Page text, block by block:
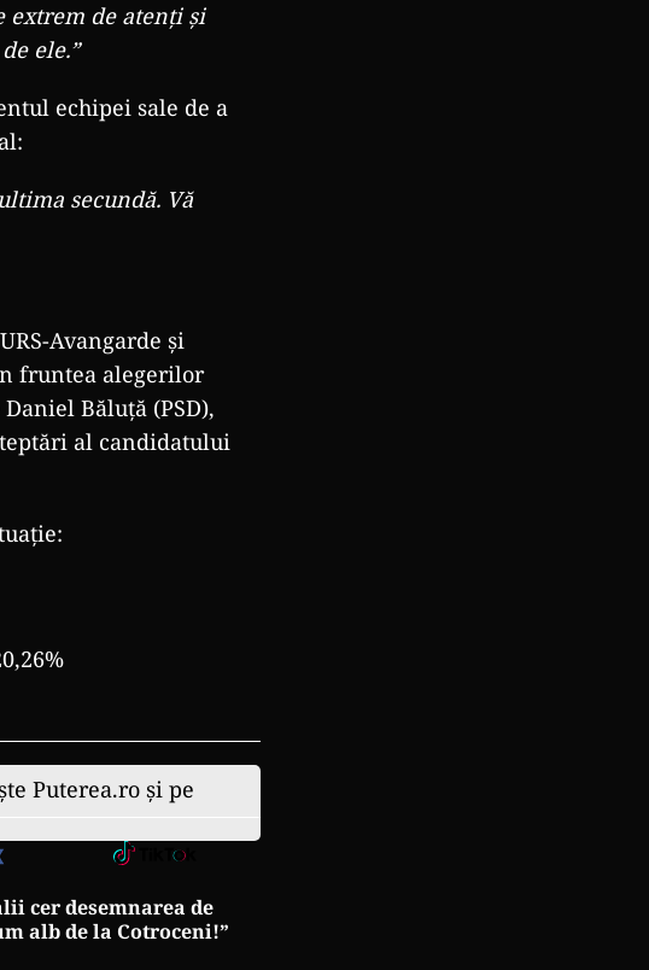
extrem de atenți și
ele.”
echipei sale de a
secundă. Vă
Avangarde și
fruntea alegerilor
Băluță (PSD),
al candidatului
Puterea.ro și pe
cer desemnarea de
alb de la Cotroceni!”